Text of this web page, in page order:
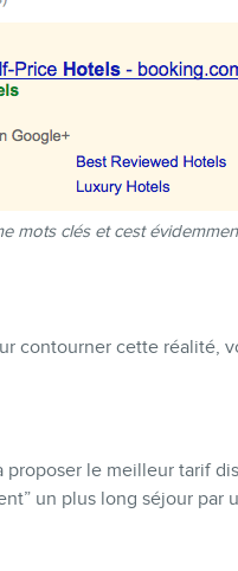
mots clés et cest
contourner cette réalité,
le meilleur tarif
un plus long séjour par